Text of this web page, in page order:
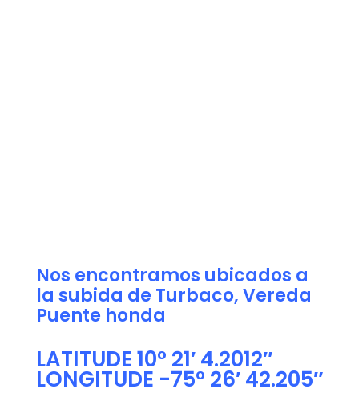
Nos encontramos ubicados a
la subida de Turbaco, Vereda
Puente honda
LATITUDE 10° 21′ 4.2012″
LONGITUDE -75° 26′ 42.205″